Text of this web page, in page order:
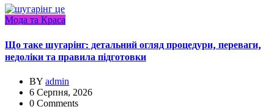
Мода та Краса
Що таке шугарінг: детальний огляд процедури, переваги,
недоліки та правила підготовки
BY admin
6 Серпня, 2026
0 Comments